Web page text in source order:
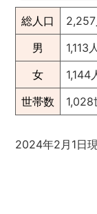
総人口
2,257
男
1,113
女
1,144
世帯数
1,028
2024年2月1日